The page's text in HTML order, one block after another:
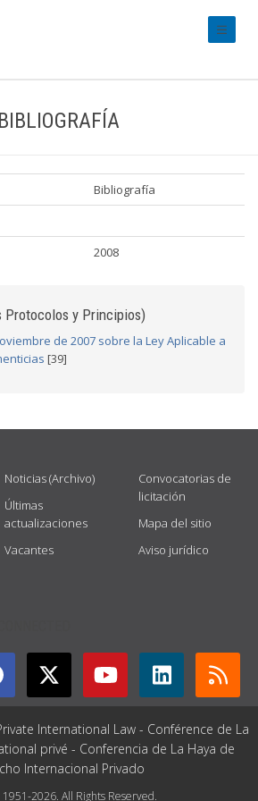
BIBLIOGRAFÍA
Bibliografía
2008
Protocolos y Principios)
de 2007 sobre la Ley Aplicable a
[39]
Noticias (Archivo)
Últimas
actualizaciones
Vacantes
Convocatorias de
licitación
Mapa del sitio
Aviso jurídico
International Law - Conférence de La
privé - Conferencia de La Haya de
Internacional Privado
2026. All Rights Reserved.